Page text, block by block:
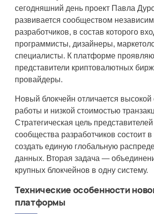
сегодняшний день проект Павла
развивается сообществом
разработчиков, в состав которого
программисты, дизайнеры,
специалисты. К платформе
представители криптовалютных бирж
провайдеры.
Новый блокчейн отличается высокой
работы и низкой стоимостью
Стратегическая цель
сообщества разработчиков состоит
создать единую глобальную
данных. Вторая задача —
крупных блокчейнов в одну систему.
Технические особенности
платформы